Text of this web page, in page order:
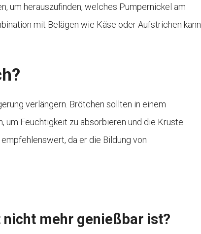
um herauszufinden, welches Pumpernickel am
mit Belägen wie Käse oder Aufstrichen kann
verlängern. Brötchen sollten in einem
Feuchtigkeit zu absorbieren und die Kruste
da er die Bildung von
mehr genießbar ist?